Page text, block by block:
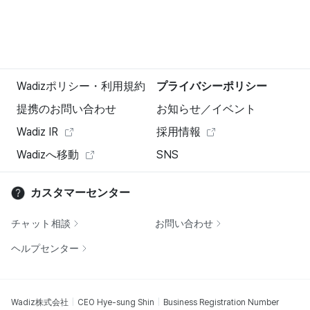
Wadizポリシー・利用規約
プライバシーポリシー
提携のお問い合わせ
お知らせ／イベント
Wadiz IR
採用情報
Wadizへ移動
SNS
カスタマーセンター
チャット相談 お問い合わせ
ヘルプセンター
Wadiz株式会社 CEO Hye-sung Shin Business Registration Number